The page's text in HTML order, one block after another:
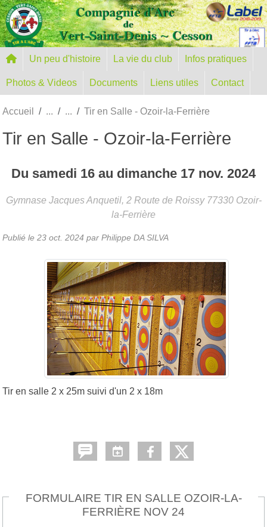
Un peu d'histoire La vie du club Infos pratiques
Photos & Videos Documents Liens utiles Contact
Accueil Tir en Salle - Ozoir-la-Ferrière
Tir en Salle - Ozoir-la-Ferrière
Du samedi 16 au dimanche 17 nov. 2024
Gymnase Jacques Anquetil, 2 Route de Roissy 77330 Ozoir-
la-Ferrière
Publié le 23 oct. 2024 par Philippe DA SILVA
Tir en salle 2 x 25m suivi d'un 2 x 18m
FORMULAIRE TIR EN SALLE OZOIR-LA-
FERRIÈRE NOV 24
Panneau de gestion des cookies